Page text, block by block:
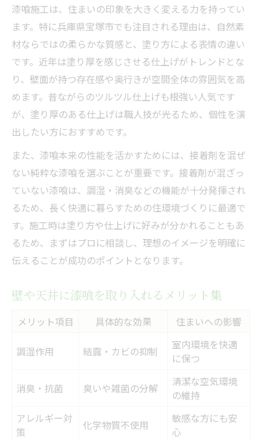
漆喰施工は、住まいの印象を大きく変える力を持ってい
ます。特に兵庫県宝塚市でも注目される理由は、自然素
材ならではの柔らかな質感と、塗り方による表情の違い
です。近年は塗り厚を感じさせる仕上げがトレンドとな
り、壁面が持つ存在感や奥行きが空間全体の雰囲気を高
めます。昔ながらのツルツル仕上げも根強い人気です
が、塗り厚のある仕上げは職人技が光るため、個性を演
出したい方におすすめです。
また、漆喰本来の性能を活かすためには、接着剤を混ぜ
ない純粋な漆喰を選ぶことが重要です。接着剤が混ざっ
ていない漆喰は、調湿・消臭などの機能が十分発揮され
るため、長く快適に暮らすための住環境づくりに最適で
す。施工時は塗り方や仕上げに好みが分かれることもあ
るため、まずはプロに相談し、理想のイメージを明確に
伝えることが成功のポイントとなります。
壁や天井に漆喰を取り入れるメリット集
メリット項目 具体的な効果 住まいへの影響
調湿作用 結露・カビの抑制
室内環境を快適
に保つ
消臭・抗菌 臭いや雑菌の分解
清潔な空気環境
の維持
アレルギー対
策
化学物質不使用
敏感な方にも安
心